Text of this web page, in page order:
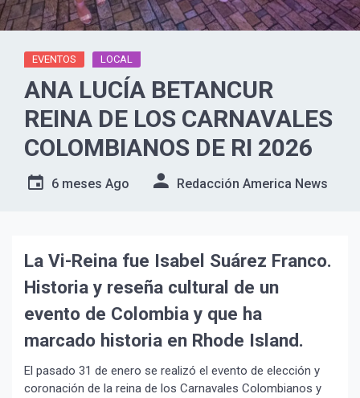
EVENTOS LOCAL
ANA LUCÍA BETANCUR
REINA DE LOS CARNAVALES
COLOMBIANOS DE RI 2026
6 meses Ago Redacción America News
La Vi-Reina fue Isabel Suárez Franco.
Historia y reseña cultural de un
evento de Colombia y que ha
marcado historia en Rhode Island.
El pasado 31 de enero se realizó el evento de elección y
coronación de la reina de los Carnavales Colombianos y